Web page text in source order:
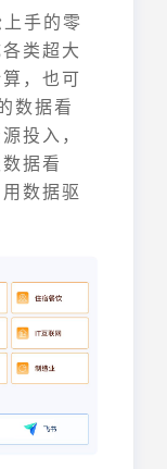
手的零
类超大
，也可
数据看
投入，
据看
数据驱